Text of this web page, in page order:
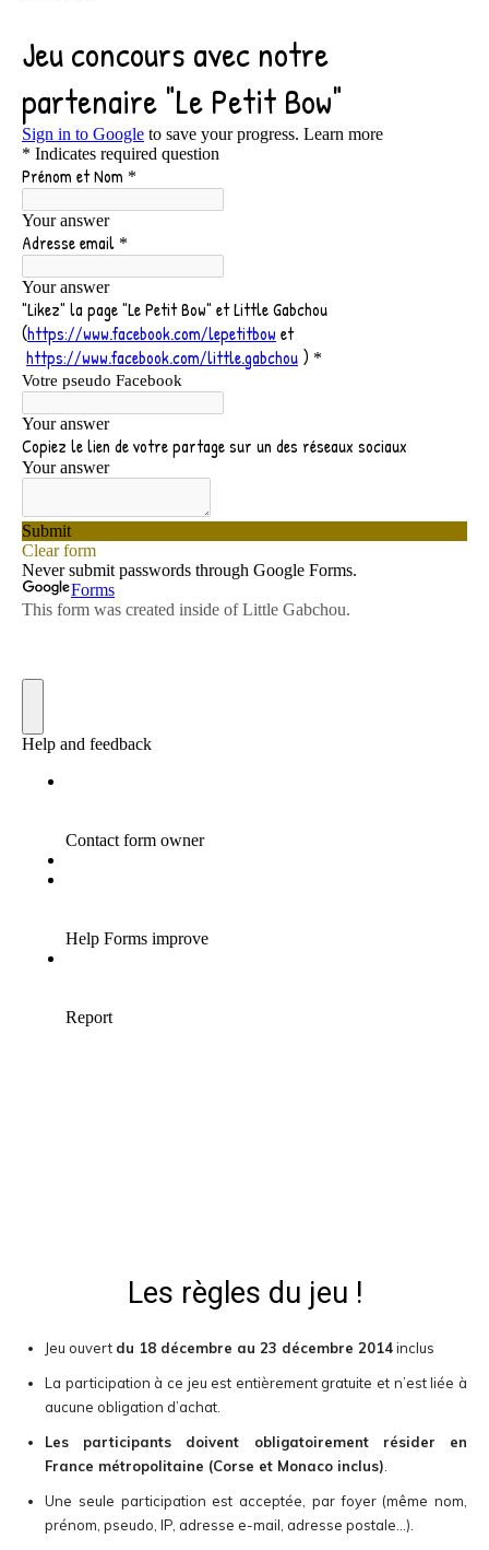
Les règles du jeu !
Jeu ouvert du 18 décembre au 23 décembre 2014inclus
La participation à ce jeu est entièrement gratuite et n’est liée à
aucune obligation d’achat.
Les participants doivent obligatoirement résider en
France métropolitaine (Corse et Monaco inclus)
Une seule participation est acceptée, par foyer (même nom,
prénom, pseudo, IP, adresse e-mail, adresse postale…).